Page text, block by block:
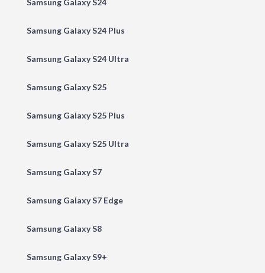
Samsung Galaxy S24
Samsung Galaxy S24 Plus
Samsung Galaxy S24 Ultra
Samsung Galaxy S25
Samsung Galaxy S25 Plus
Samsung Galaxy S25 Ultra
Samsung Galaxy S7
Samsung Galaxy S7 Edge
Samsung Galaxy S8
Samsung Galaxy S9+